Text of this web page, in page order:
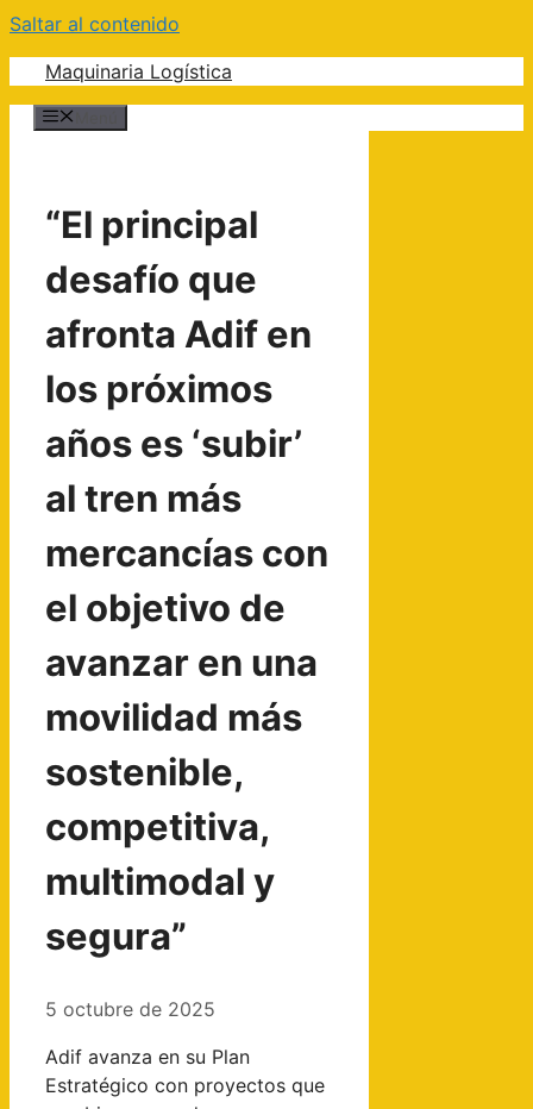
Saltar al contenido
Maquinaria Logística
“El principal
desafío que
afronta Adif en
los próximos
años es ‘subir’
al tren más
mercancías con
el objetivo de
avanzar en una
movilidad más
sostenible,
competitiva,
multimodal y
segura”
5 octubre de 2025
Adif avanza en su Plan
Estratégico con proyectos que